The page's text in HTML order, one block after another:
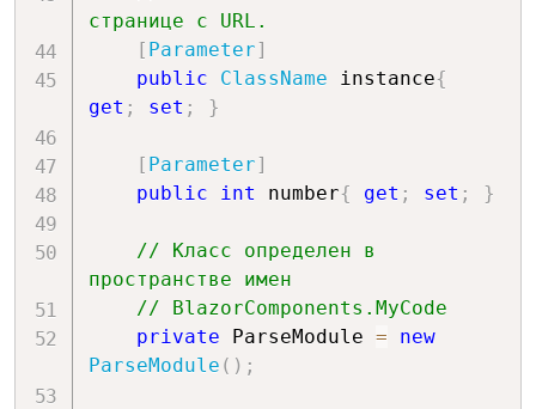
странице с URL.
[ Parameter]
public
ClassName instance{
get ; set ; }
[ Parameter]
public
int number{ get ; set ; }
// Класс определен в
пространстве имен
// BlazorComponents.MyCode
private ParseModule =
new
ParseModule ( ) ;